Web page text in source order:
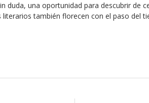
duda, una oportunidad para descubrir de
también florecen con el paso del